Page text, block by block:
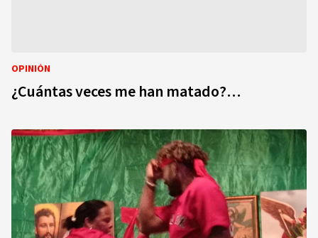
OPINIÓN
¿Cuántas veces me han matado?…